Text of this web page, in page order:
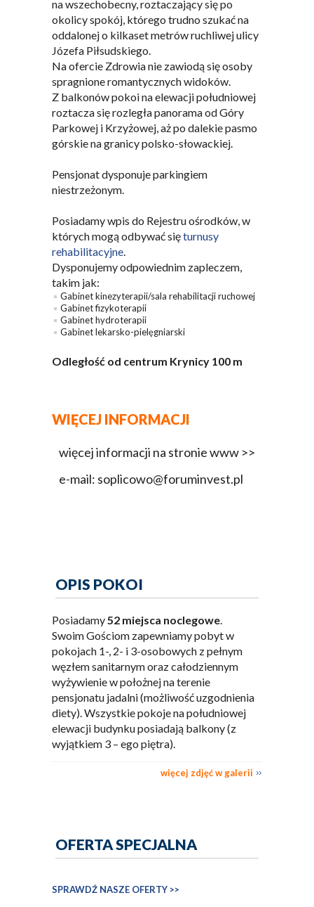
na wszechobecny, roztaczający się po
okolicy spokój, którego trudno szukać na
oddalonej o kilkaset metrów ruchliwej ulicy
Józefa Piłsudskiego.
Na ofercie Zdrowia nie zawiodą się osoby
spragnione romantycznych widoków.
Z balkonów pokoi na elewacji południowej
roztacza się rozległa panorama od Góry
Parkowej i Krzyżowej, aż po dalekie pasmo
górskie na granicy polsko-słowackiej.
Pensjonat dysponuje parkingiem
niestrzeżonym.
Posiadamy wpis do Rejestru ośrodków, w
których mogą odbywać sięturnusy
rehabilitacyjne.
Dysponujemy odpowiednim zapleczem,
takim jak:
Gabinet kinezyterapii/sala rehabilitacji ruchowej
Gabinet fizykoterapii
Gabinet hydroterapii
Gabinet lekarsko-pielęgniarski
Odległość od centrum Krynicy 100 m
WIĘCEJ INFORMACJI
więcej informacji na stronie www >>
e-mail: soplicowo@foruminvest.pl
OPIS POKOI
Posiadamy52 miejsca noclegowe.
Swoim Gościom zapewniamy pobyt w
pokojach 1-, 2- i 3-osobowych z pełnym
węzłem sanitarnym oraz całodziennym
wyżywienie w położnej na terenie
pensjonatu jadalni (możliwość uzgodnienia
diety). Wszystkie pokoje na południowej
elewacji budynku posiadają balkony (z
wyjątkiem 3 – ego piętra).
więcej zdjęć w galerii
OFERTA SPECJALNA
SPRAWDŹ NASZE OFERTY >>